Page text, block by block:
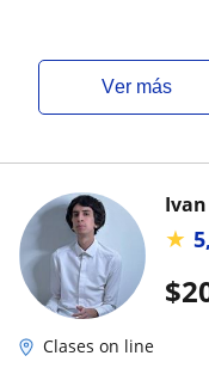
ver más
$
Ivan
★
Clases on line